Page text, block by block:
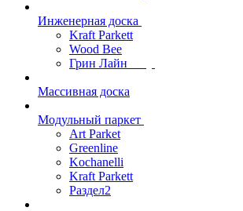
Инженерная доска
Kraft Parkett
Wood Bee
Грин Лайн
Массивная доска
Модульный паркет
Art Parket
Greenline
Kochanelli
Kraft Parkett
Раздел2